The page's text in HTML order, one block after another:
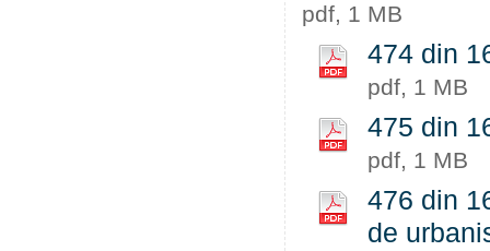
pdf, 1 MB
474 din
pdf, 1 MB
475 din
pdf, 1 MB
476 din
de